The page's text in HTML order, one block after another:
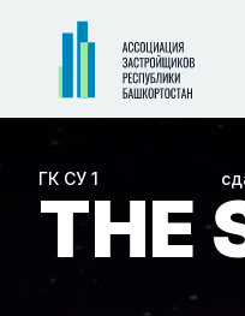
ГК СУ 1
THE